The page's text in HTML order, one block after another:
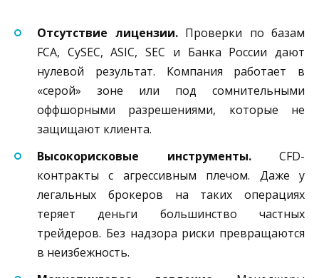
Отсутствие лицензии.Проверки по базам
FCA, CySEC, ASIC, SEC и Банка России дают
нулевой результат. Компания работает в
«серой» зоне или под сомнительными
оффшорными разрешениями, которые не
защищают клиента.
Высокорисковые инструменты.CFD-
контракты с агрессивным плечом. Даже у
легальных брокеров на таких операциях
теряет деньги большинство частных
трейдеров. Без надзора риски превращаются
в неизбежность.